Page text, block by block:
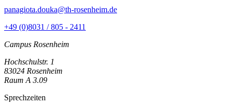
panagiota.douka@th-rosenheim.de
+49 (0)8031 / 805 - 2411
Campus Rosenheim
Hochschulstr. 1
83024 Rosenheim
Raum A 3.09
Sprechzeiten